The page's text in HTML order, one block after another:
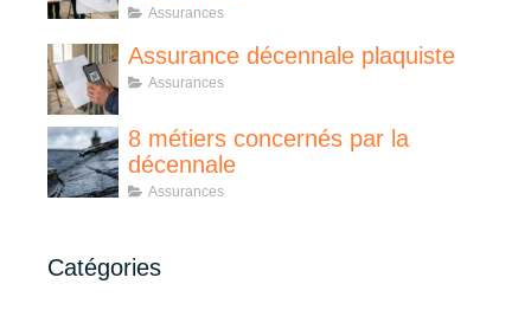
Assurances
Assurance décennale plaquiste
Assurances
8 métiers concernés par la
décennale
Assurances
Catégories